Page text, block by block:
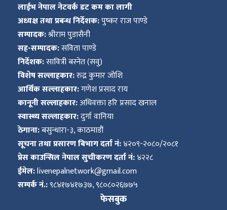
लाईभ नेपाल नेटवर्क डट कम का लागी
अध्यक्ष तथा प्रबन्ध निर्देशक:पुष्कर राज पाण्डे
सम्पादक:श्रीराम पुडासैनी
सह-सम्पादक:सविता पाण्डे
निर्देशक:सावित्री बस्नेत (सवु)
विशेष सल्लाहकार:रुद्र कुमार जोशि
आर्थिक सल्लाहकार:गणेश प्रसाद राय
कानूनी सल्लाहकार:अधिवक्ता हरि प्रसाद खनाल
स्वास्थ्य सल्लाहकार:दुर्गा वानिया
ठेगाना:बसुन्धारा-३, काठमाडौं
सूचना तथा प्रसारण बिभाग दर्ता नं:४२०९-२०८०/२०८१
प्रेस काउन्सिल नेपाल सुचीकरण दर्ता नं:४२२८
ईमेल:livenepalnetwork@gmail.com
सम्पर्क नं.:९८४१७४१७३७, ९८०८०२६७७५
फेसबुक